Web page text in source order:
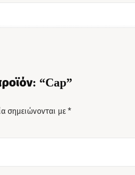
“Cap”
σημειώνονται με *